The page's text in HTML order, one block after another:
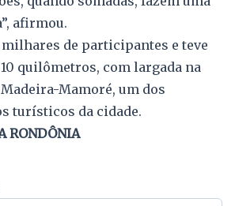
afirmou.
de participantes e teve
quilômetros, com largada na
Mamoré, um dos
turísticos da cidade.
RONDÔNIA